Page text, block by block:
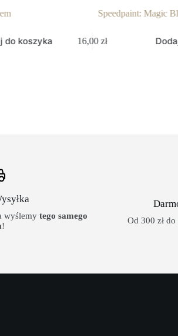
do koszyka
Speedpaint: Magic
16,00 zł
wyślemy tego samego
!
Od 300 zł